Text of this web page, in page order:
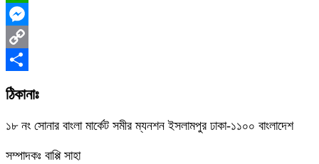
WhatsApp
Messenger
Copy
Link
Share
ঠিকানাঃ
১৮ নং সোনার বাংলা মার্কেট সমীর ম্যনশন ইসলামপুর ঢাকা-১১০০ বাংলাদেশ
সম্পাদকঃ বাপ্পি সাহা